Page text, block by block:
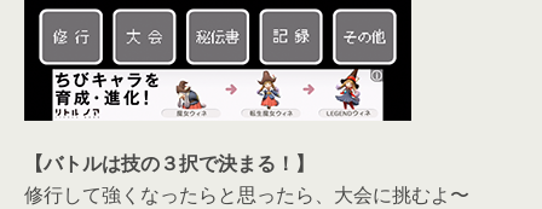
【バトルは技の３択で決まる！】
修行して強くなったらと思ったら、大会に挑むよ〜